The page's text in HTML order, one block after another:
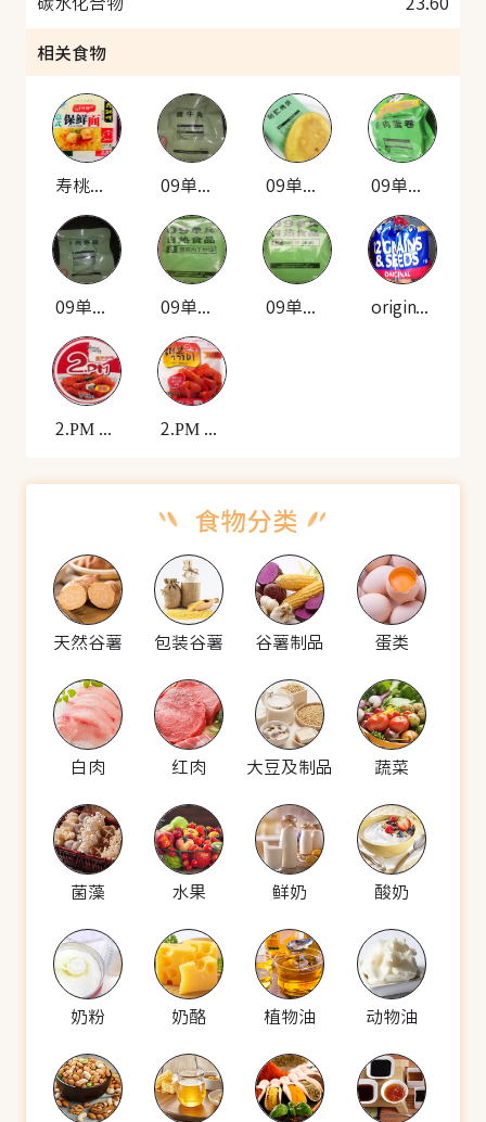
相关食物
寿桃牌 意式保鲜面 09单兵 自热米饭套餐(酱牛肉) 09单兵 自热米饭套餐(耐贮烤饼) 09单兵 自热米饭套餐(牛肉蛋卷)
09单兵 自热米饭套餐(牛肉香肠) 09单兵 自热食品(雪菜肉丁炒饭) 09单兵 自热食品(羊肉拌面) original 12种谷物种子的面包
2.PM 韩式炒年糕(碗装) 2.PM 香辣年糕(袋装)
天然谷薯 包装谷薯 谷薯制品 蛋类
白肉 红肉 大豆及制品 蔬菜
菌藻 水果 鲜奶 酸奶
奶粉 奶酪 植物油 动物油